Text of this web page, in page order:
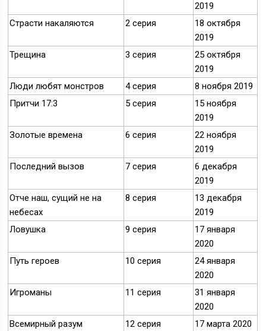
2019
Страсти накаляются
2 серия
18 октября
2019
Трещина
3 серия
25 октября
2019
Люди любят монстров
4 серия
8 ноября 2019
Притчи 17:3
5 серия
15 ноября
2019
Золотые времена
6 серия
22 ноября
2019
Последний вызов
7 серия
6 декабря
2019
Отче наш, сущий не на
небесах
8 серия
13 декабря
2019
Ловушка
9 серия
17 января
2020
Путь героев
10 серия
24 января
2020
Игроманы
11 серия
31 января
2020
Всемирный разум
12 серия
17 марта 2020